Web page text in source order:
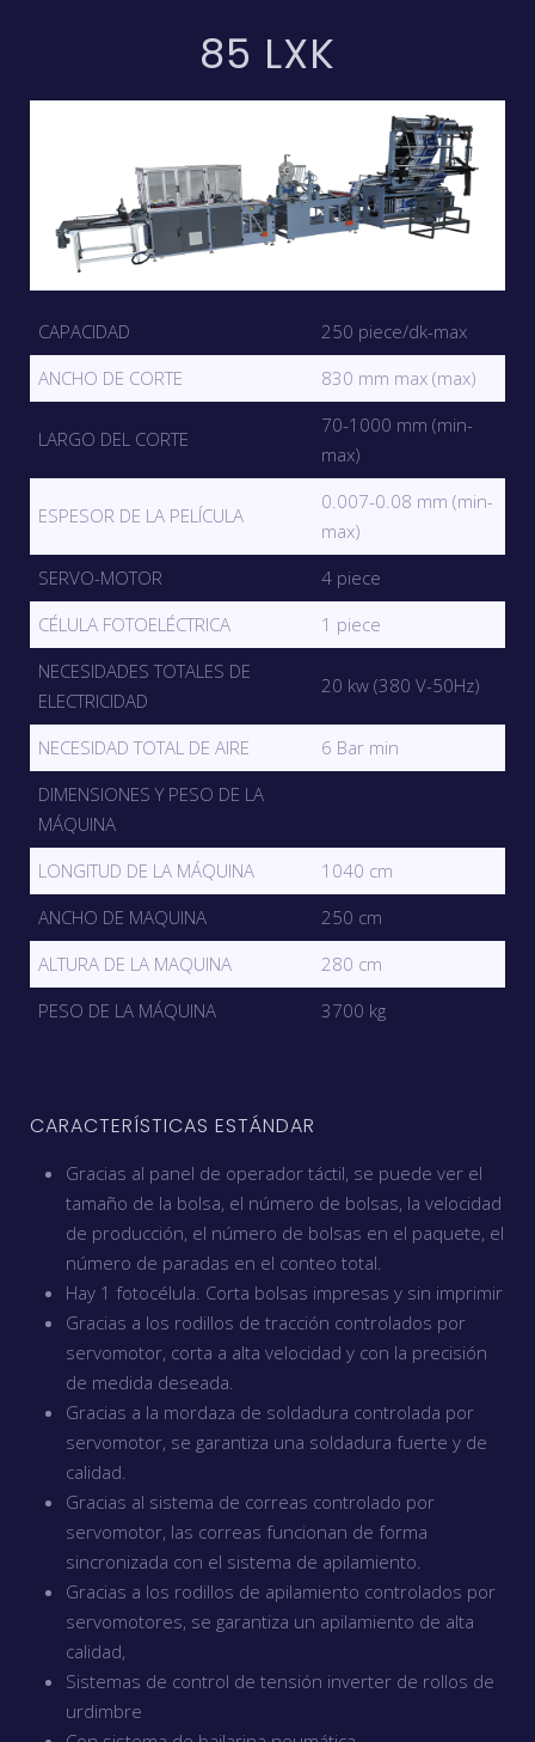
85 LXK
CAPACIDAD
250 piece/dk-max
ANCHO DE CORTE
830 mm max (max)
LARGO DEL CORTE
70-1000 mm (min-
max)
ESPESOR DE LA PELÍCULA
0.007-0.08 mm (min-
max)
SERVO-MOTOR
4 piece
CÉLULA FOTOELÉCTRICA
1 piece
NECESIDADES TOTALES DE
ELECTRICIDAD
20 kw (380 V-50Hz)
NECESIDAD TOTAL DE AIRE
6 Bar min
DIMENSIONES Y PESO DE LA
MÁQUINA
LONGITUD DE LA MÁQUINA
1040 cm
ANCHO DE MAQUINA
250 cm
ALTURA DE LA MAQUINA
280 cm
PESO DE LA MÁQUINA
3700 kg
CARACTERÍSTICAS ESTÁNDAR
Gracias al panel de operador táctil, se puede ver el
tamaño de la bolsa, el número de bolsas, la velocidad
de producción, el número de bolsas en el paquete, el
número de paradas en el conteo total.
Hay 1 fotocélula. Corta bolsas impresas y sin imprimir
Gracias a los rodillos de tracción controlados por
servomotor, corta a alta velocidad y con la precisión
de medida deseada.
Gracias a la mordaza de soldadura controlada por
servomotor, se garantiza una soldadura fuerte y de
calidad.
Gracias al sistema de correas controlado por
servomotor, las correas funcionan de forma
sincronizada con el sistema de apilamiento.
Gracias a los rodillos de apilamiento controlados por
servomotores, se garantiza un apilamiento de alta
calidad,
Sistemas de control de tensión inverter de rollos de
urdimbre